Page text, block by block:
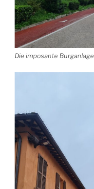
Die imposante Burganlage